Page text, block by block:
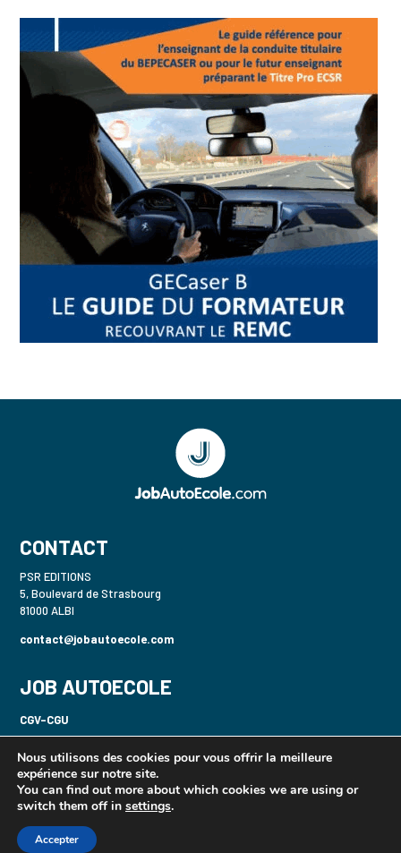
CONTACT
PSR EDITIONS
5, Boulevard de Strasbourg
81000 ALBI
contact@jobautoecole.com
JOB AUTOECOLE
CGV-CGU
Mentions légales
Gecaser B / 2 Roues
Nous utilisons des cookies pour vous offrir la meilleure
expérience sur notre site.
You can find out more about which cookies we are using or
switch them off in settings.
Accepter